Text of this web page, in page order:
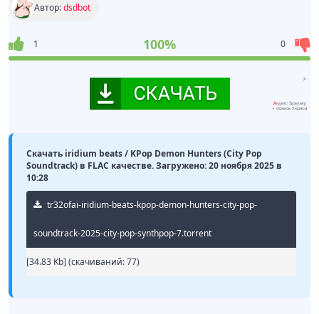
Автор:dsdbot
1 100% 0
Скачать iridium beats / KPop Demon Hunters (City Pop
Soundtrack) в FLAC качестве. Загружено: 20 ноября 2025 в
10:28
tr32ofai-iridium-beats-kpop-demon-hunters-city-pop-
soundtrack-2025-city-pop-synthpop-7.torrent
[34.83 Kb] (cкачиваний: 77)